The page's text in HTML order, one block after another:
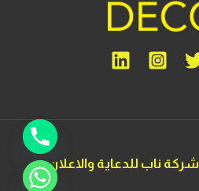
شركة ناب للدعاية والاعلان